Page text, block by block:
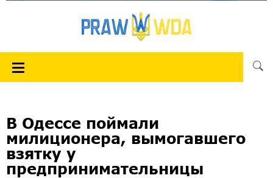
В Одессе поймали
милиционера, вымогавшего
взятку у
предпринимательницы